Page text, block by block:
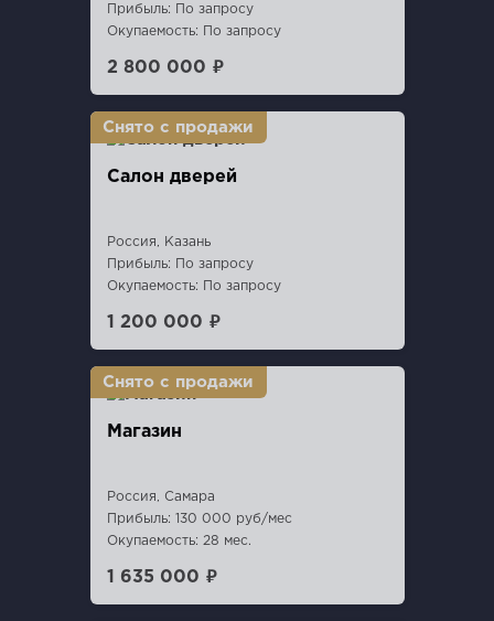
Прибыль: По запросу
Окупаемость: По запросу
2 800 000 ₽
Салон дверей
Россия, Казань
Прибыль: По запросу
Окупаемость: По запросу
1 200 000 ₽
Магазин
Россия, Самара
Прибыль: 130 000 руб/мес
Окупаемость: 28 мес.
1 635 000 ₽